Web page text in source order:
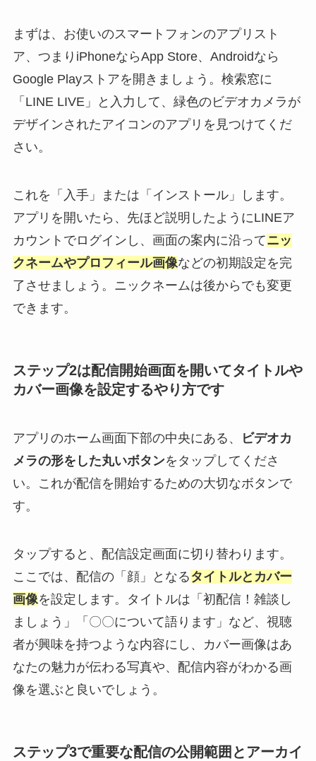
まずは、お使いのスマートフォンのアプリスト
ア、つまりiPhoneならApp Store、Androidなら
Google Playストアを開きましょう。検索窓に
「LINE LIVE」と入力して、緑色のビデオカメラが
デザインされたアイコンのアプリを見つけてくだ
さい。
これを「入手」または「インストール」します。
アプリを開いたら、先ほど説明したようにLINEア
カウントでログインし、画面の案内に沿ってニッ
クネームやプロフィール画像などの初期設定を完
了させましょう。ニックネームは後からでも変更
できます。
ステップ2は配信開始画面を開いてタイトルや
カバー画像を設定するやり方です
アプリのホーム画面下部の中央にある、
ビデオカ
メラの形をした丸いボタンをタップしてくださ
い。これが配信を開始するための大切なボタンで
す。
タップすると、配信設定画面に切り替わります。
ここでは、配信の「顔」となる タイトルとカバー
画像を設定します。タイトルは「初配信！雑談し
ましょう」「〇〇について語ります」など、視聴
者が興味を持つような内容にし、カバー画像はあ
なたの魅力が伝わる写真や、配信内容がわかる画
像を選ぶと良いでしょう。
ステップ3で重要な配信の公開範囲とアーカイ